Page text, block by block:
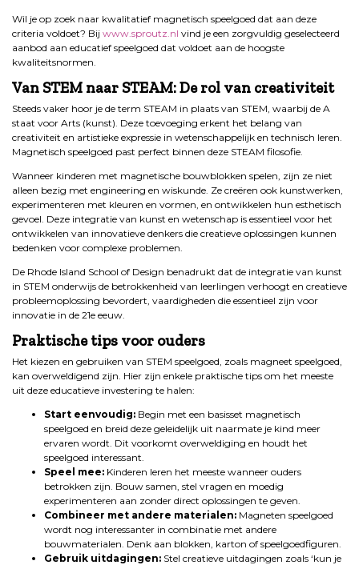
Wil je op zoek naar kwalitatief magnetisch speelgoed dat aan deze
criteria voldoet? Bij www.sproutz.nl vind je een zorgvuldig geselecteerd
aanbod aan educatief speelgoed dat voldoet aan de hoogste
kwaliteitsnormen.
Van STEM naar STEAM: De rol van creativiteit
Steeds vaker hoor je de term STEAM in plaats van STEM, waarbij de A
staat voor Arts (kunst). Deze toevoeging erkent het belang van
creativiteit en artistieke expressie in wetenschappelijk en technisch leren.
Magnetisch speelgoed past perfect binnen deze STEAM filosofie.
Wanneer kinderen met magnetische bouwblokken spelen, zijn ze niet
alleen bezig met engineering en wiskunde. Ze creëren ook kunstwerken,
experimenteren met kleuren en vormen, en ontwikkelen hun esthetisch
gevoel. Deze integratie van kunst en wetenschap is essentieel voor het
ontwikkelen van innovatieve denkers die creatieve oplossingen kunnen
bedenken voor complexe problemen.
De Rhode Island School of Design benadrukt dat de integratie van kunst
in STEM onderwijs de betrokkenheid van leerlingen verhoogt en creatieve
probleemoplossing bevordert, vaardigheden die essentieel zijn voor
innovatie in de 21e eeuw.
Praktische tips voor ouders
Het kiezen en gebruiken van STEM speelgoed, zoals magneet speelgoed,
kan overweldigend zijn. Hier zijn enkele praktische tips om het meeste
uit deze educatieve investering te halen:
Start eenvoudig: Begin met een basisset magnetisch
speelgoed en breid deze geleidelijk uit naarmate je kind meer
ervaren wordt. Dit voorkomt overweldiging en houdt het
speelgoed interessant.
Speel mee: Kinderen leren het meeste wanneer ouders
betrokken zijn. Bouw samen, stel vragen en moedig
experimenteren aan zonder direct oplossingen te geven.
Combineer met andere materialen: Magneten speelgoed
wordt nog interessanter in combinatie met andere
bouwmaterialen. Denk aan blokken, karton of speelgoedfiguren.
Gebruik uitdagingen: Stel creatieve uitdagingen zoals ‘kun je